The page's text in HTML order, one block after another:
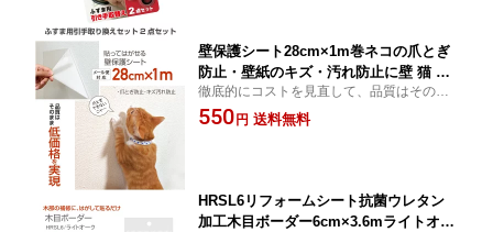
壁保護シート28cm×1m巻ネコの爪とぎ
防止・壁紙のキズ・汚れ防止に壁 猫 爪
とぎ防止 賃貸OK使用後、貼ってはがせ
るテカらない半透明 壁紙の保護シート
徹底的にコストを見直して、品質はそのま
まで低価格を実現
550 円 送料無料
HRSL6リフォームシート抗菌ウレタン
加工木目ボーダー6cm×3.6mライトオー